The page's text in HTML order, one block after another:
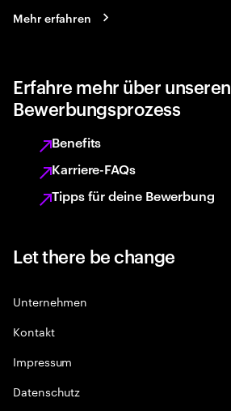
Mehr erfahren
Erfahre mehr über unseren
Bewerbungsprozess
Benefits
Karriere-FAQs
Tipps für deine Bewerbung
Let there be change
Unternehmen
Kontakt
Impressum
Datenschutz